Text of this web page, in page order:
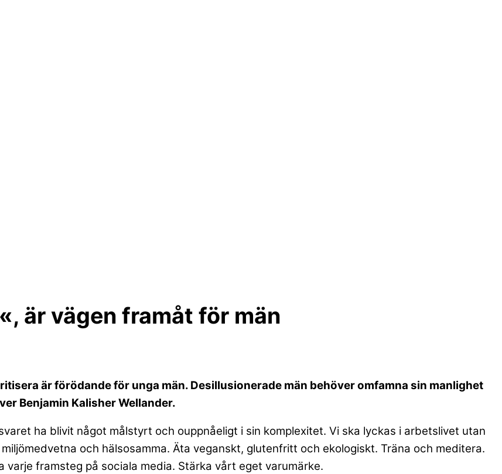
är vägen framåt för män
är förödande för unga män. Desillusionerade män behöver omfamna sin manlighet
Benjamin Kalisher Wellander.
ha blivit något målstyrt och ouppnåeligt i sin komplexitet. Vi ska lyckas i arbetslivet utan
och hälsosamma. Äta veganskt, glutenfritt och ekologiskt. Träna och meditera.
framsteg på sociala media. Stärka vårt eget varumärke.